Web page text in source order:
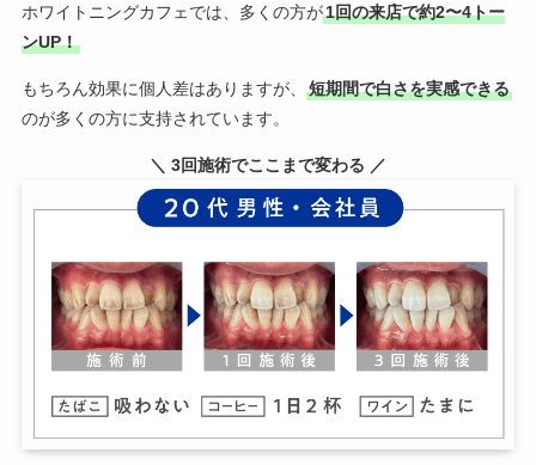
ホワイトニングカフェでは、多くの方が1回の来店で約2〜4トー
ンUP！
もちろん効果に個人差はありますが、
短期間で白さを実感できる
のが多くの方に支持されています。
＼ 3回施術でここまで変わる ／